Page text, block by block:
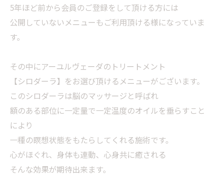
5年ほど前から会員のご登録をして頂ける方には
公開していないメニューもご利用頂ける様になっていま
す。
その中にアーユルヴェーダのトリートメント
【シロダーラ】をお選び頂けるメニューがございます。
このシロダーラは脳のマッサージと呼ばれ
額のある部位に一定量で一定温度のオイルを垂らすこと
により
一種の瞑想状態をもたらしてくれる施術です。
心がほぐれ、身体も連動、心身共に癒される
そんな効果が期待出来ます。